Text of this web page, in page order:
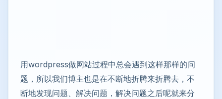
用wordpress做网站过程中总会遇到这样那样的问
题，所以我们博主也是在不断地折腾来折腾去，不
断地发现问题、解决问题，解决问题之后呢就来分